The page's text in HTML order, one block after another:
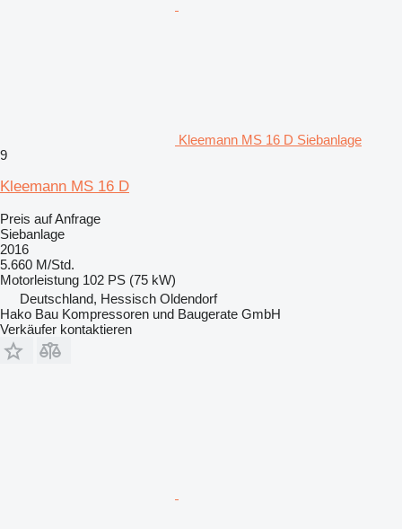
Kleemann MS 16 D Siebanlage
9
Kleemann MS 16 D
Preis auf Anfrage
Siebanlage
2016
5.660 M/Std.
Motorleistung 102 PS (75 kW)
Deutschland, Hessisch Oldendorf
Hako Bau Kompressoren und Baugerate GmbH
Verkäufer kontaktieren